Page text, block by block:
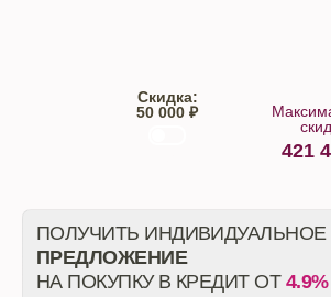
Скидка:
50 000 ₽
421
ПОЛУЧИТЬ ИНДИВИДУАЛЬНОЕ
ПРЕДЛОЖЕНИЕ
НА ПОКУПКУ В КРЕДИТ ОТ 4.9%